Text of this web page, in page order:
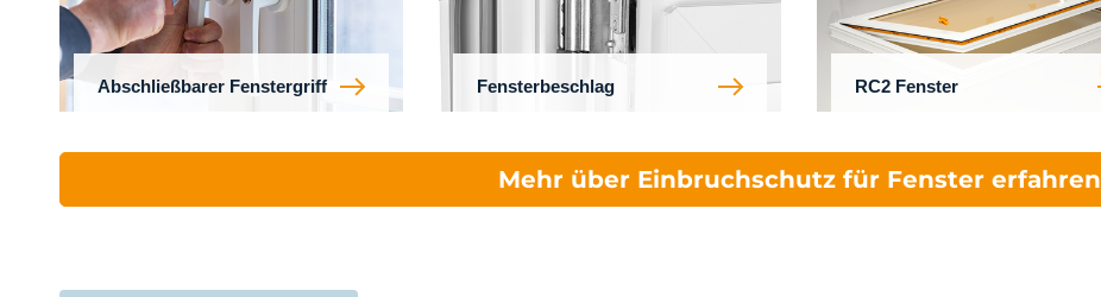
Abschließbarer Fenstergriff Fensterbeschlag RC2 Fenster
Mehr über Einbruchschutz für Fenster erfahren